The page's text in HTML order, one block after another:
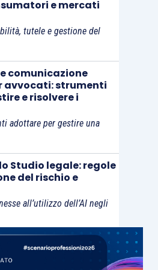
La lesione del bene
verifica nel momento in cui
l’accordo
approfittamento
del locatore.
che, come chiarito dalla
ex art. 12 co. 5 bis
irregolari(sempre che
di tale condizione – sul
2017). In tal caso, però, il
concorre con il conduttore
irregolari solo nel caso
ingiusto ottenuto dallo
e mercati
tutele e gestione del
comunicazione
avvocati: strumenti
e risolvere i
adottare per gestire una
Studio legale: regole
del rischio e
all’utilizzo dell’AI negli